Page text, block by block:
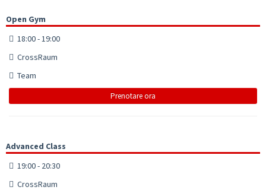
Open Gym
18:00 - 19:00
CrossRaum
Team
Prenotare ora
Advanced Class
19:00 - 20:30
CrossRaum